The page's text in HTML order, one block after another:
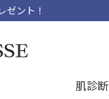
ゼント！
肌診断